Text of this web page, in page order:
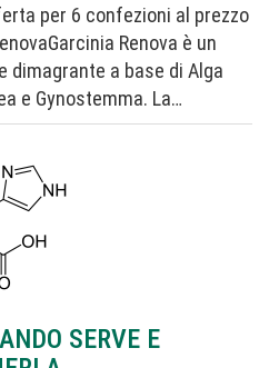
per 6 confezioni al prezzo
Renova è un
dimagrante a base di Alga
e Gynostemma. La…
SERVE E